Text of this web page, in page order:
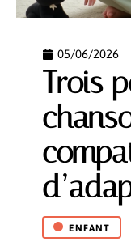
05/06/2026
Trois
ENFANT